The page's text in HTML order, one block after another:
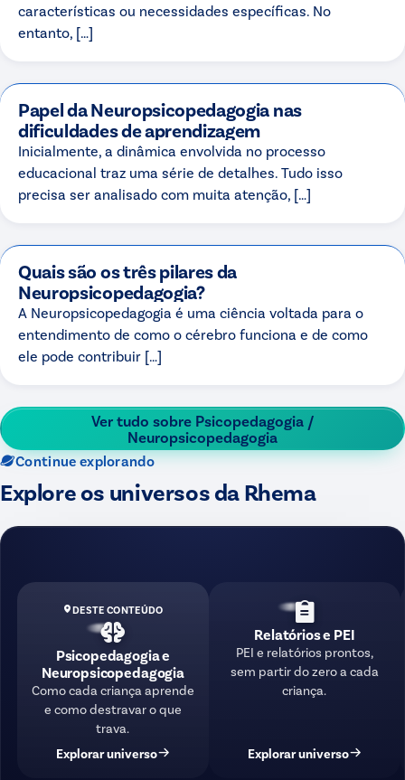
características ou necessidades específicas. No
entanto, […]
Papel da Neuropsicopedagogia nas
dificuldades de aprendizagem
Inicialmente, a dinâmica envolvida no processo
educacional traz uma série de detalhes. Tudo isso
precisa ser analisado com muita atenção, […]
Quais são os três pilares da
Neuropsicopedagogia?
A Neuropsicopedagogia é uma ciência voltada para o
entendimento de como o cérebro funciona e de como
ele pode contribuir […]
Ver tudo sobre Psicopedagogia /
Neuropsicopedagogia
Continue explorando
Explore os universos da Rhema
DESTE CONTEÚDO
Psicopedagogia e
Neuropsicopedagogia
Como cada criança aprende
e como destravar o que
trava.
Explorar universo
Relatórios e PEI
PEI e relatórios prontos,
sem partir do zero a cada
criança.
Explorar universo